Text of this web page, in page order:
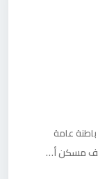
باطنة عامة